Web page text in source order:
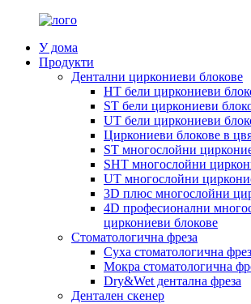
У дома
Продукти
Дентални циркониеви блокове
HT бели циркониеви
ST бели циркониеви
UT бели циркониеви
Циркониеви блокове в
ST многослойни
SHT многослойни
UT многослойни
3D плюс многослойни
4D професионални
циркониеви блокове
Стоматологична фреза
Суха стоматологична
Мокра стоматологична
Dry&Wet дентална фреза
Дентален скенер